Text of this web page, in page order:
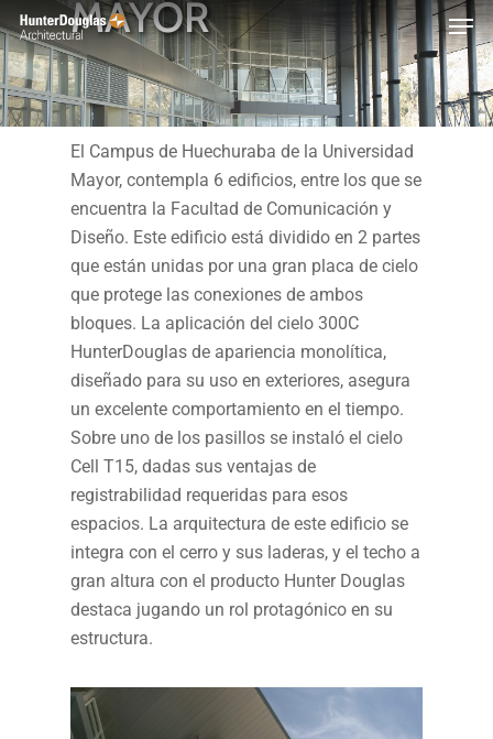
Skip
to
main
content
MAYOR
El Campus de Huechuraba de la Universidad
Mayor, contempla 6 edificios, entre los que se
encuentra la Facultad de Comunicación y
Diseño. Este edificio está dividido en 2 partes
que están unidas por una gran placa de cielo
que protege las conexiones de ambos
bloques. La aplicación del cielo 300C
HunterDouglas de apariencia monolítica,
diseñado para su uso en exteriores, asegura
un excelente comportamiento en el tiempo.
Sobre uno de los pasillos se instaló el cielo
Cell T15, dadas sus ventajas de
registrabilidad requeridas para esos
espacios. La arquitectura de este edificio se
integra con el cerro y sus laderas, y el techo a
gran altura con el producto Hunter Douglas
destaca jugando un rol protagónico en su
estructura.
Menu